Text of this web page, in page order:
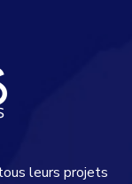
leurs projets